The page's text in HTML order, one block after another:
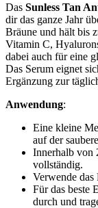
Das Sunless Tan
dir das ganze Jahr
Bräune und hält bis
Vitamin C,
dabei auch für eine
Das Serum eignet
Ergänzung zur
Anwendung:
Eine kleine
auf der
Innerhalb von
vollständig.
Verwende das
Für das beste
durch und